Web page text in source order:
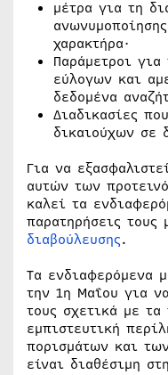
μέτρα για τη
χαρακτήρα·
Παράμετροι
εύλογων και
δεδομένα
Διαδικασίες
δικαιούχων σε
Για να
αυτών των
καλεί τα
παρατηρήσεις τους
διαβούλευσης.
Τα ενδιαφερόμενα
την 1η Μαΐου για
τους σχετικά με
εμπιστευτική
πορισμάτων και
είναι διαθέσιμη